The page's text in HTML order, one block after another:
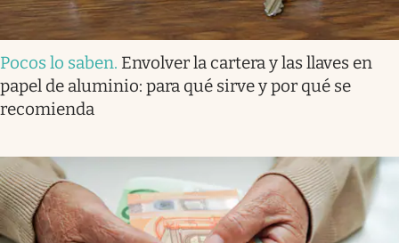
Pocos lo saben. Envolver la cartera y las llaves en
papel de aluminio: para qué sirve y por qué se
recomienda